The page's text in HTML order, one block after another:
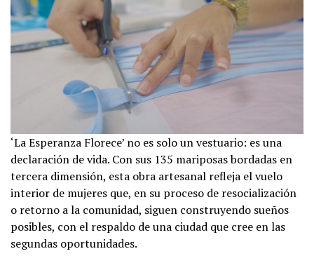
‘La Esperanza Florece’ no es solo un vestuario: es una
declaración de vida. Con sus 135 mariposas bordadas en
tercera dimensión, esta obra artesanal refleja el vuelo
interior de mujeres que, en su proceso de resocialización
o retorno a la comunidad, siguen construyendo sueños
posibles, con el respaldo de una ciudad que cree en las
segundas oportunidades.